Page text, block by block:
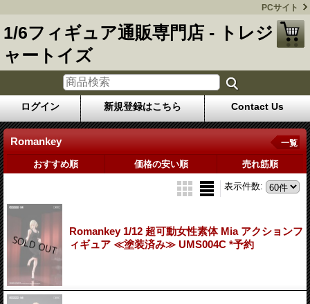
PCサイト
1/6フィギュア通販専門店 - トレジ
ャートイズ
ログイン 新規登録はこちら Contact Us
Romankey 一覧
おすすめ順 価格の安い順 売れ筋順
表示件数:
Romankey 1/12 超可動女性素体 Mia アクションフ
ィギュア ≪塗装済み≫ UMS004C *予約